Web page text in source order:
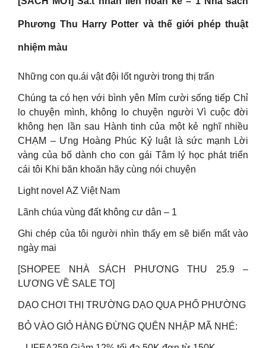
Phương Thu Harry Potter và thế giới phép thuật
nhiệm màu
Những con qu.ái vật đội lốt người trong thị trấn
Chúng ta có hẹn với bình yên Mỉm cười sống tiếp Chỉ
lo chuyện mình, không lo chuyện người Vì cuộc đời
không hẹn lần sau Hành tinh của một kẻ nghĩ nhiều
CHẠM – Ưng Hoàng Phúc Kỷ luật là sức mạnh Lời
vàng của bố dành cho con gái Tâm lý học phát triển
cái tôi Khi băn khoăn hãy cùng nói chuyện
Light novel AZ Việt Nam
Lãnh chúa vùng đất không cư dân – 1
Ghi chép của tôi người nhìn thấy em sẽ biến mất vào
ngày mai
[SHOPEE NHÀ SÁCH PHƯƠNG THU 25.9 –
LƯƠNG VỀ SALE TO]
DẠO CHƠI THỊ TRƯỜNG DẠO QUA PHỐ PHƯỜNG
BỎ VÀO GIỎ HÀNG ĐỪNG QUÊN NHẬP MÃ NHÉ: